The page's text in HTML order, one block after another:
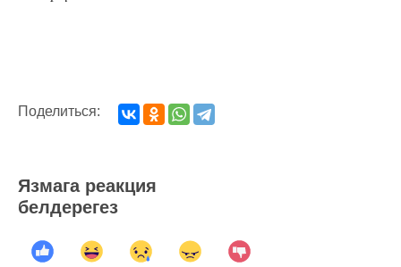
Поделиться:
Язмага реакция
белдерегез